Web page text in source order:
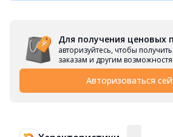
Для получения ценовых
авторизуйтесь, чтобы
заказам и другим
Авторизоваться